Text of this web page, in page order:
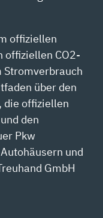
offiziellen
offiziellen CO2-
Stromverbrauch
über den
die offiziellen
den
Pkw
und
GmbH